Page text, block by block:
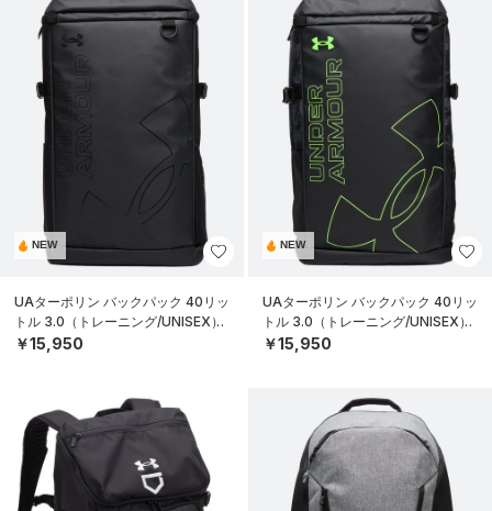
NEW
UAターポリン バックパック 40リッ
トル 3.0（トレーニング/UNISEX）
￥15,950
NEW
UAターポリン バックパック 40リッ
トル 3.0（トレーニング/UNISEX）
￥15,950